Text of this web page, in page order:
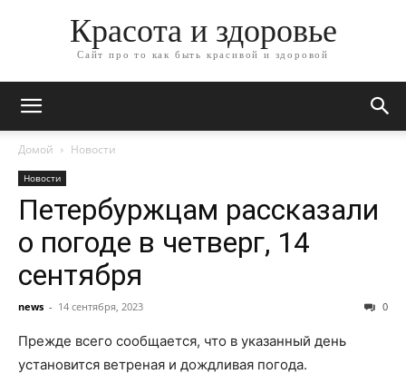
Красота и здоровье
Сайт про то как быть красивой и здоровой
Домой Новости
Новости
Петербуржцам рассказали
о погоде в четверг, 14
сентября
news - 14 сентября, 2023 0
Прежде всего сообщается, что в указанный день
установится ветреная и дождливая погода.